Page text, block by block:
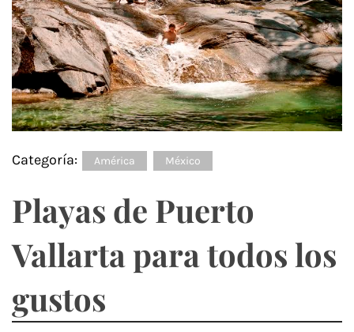
Categoría: América México
Playas de Puerto
Vallarta para todos los
gustos